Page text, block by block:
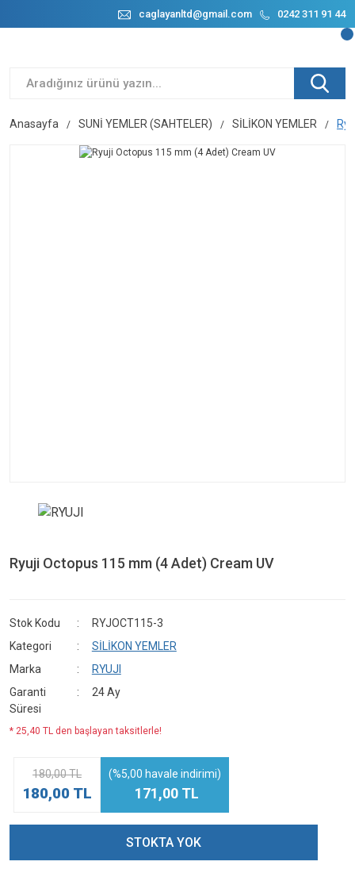
caglayanltd@gmail.com 0242 311 91 44
Anasayfa SUNİ YEMLER (SAHTELER) SİLİKON YEMLER
Ryuji Octopus 115 mm (4 Adet) Cream UV
Stok Kodu
RYJOCT115-3
Kategori
SİLİKON YEMLER
Marka
RYUJI
Garanti
Süresi
24 Ay
* 25,40 TL den başlayan taksitlerle!
180,00 TL
180,00 TL
(%5,00 havale indirimi)
171,00 TL
STOKTA YOK